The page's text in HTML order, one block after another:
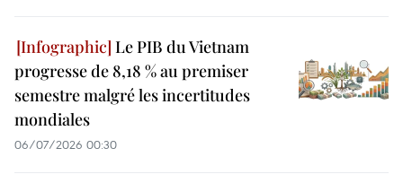
Le PIB du Vietnam
progresse de 8,18 % au premiser
semestre malgré les incertitudes
mondiales
06/07/2026 00:30